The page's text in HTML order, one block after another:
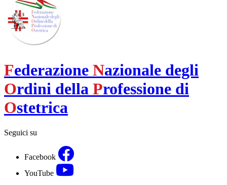
Federazione Nazionale degli
Ordini della Professione di
Ostetrica
Seguici su
Facebook
YouTube